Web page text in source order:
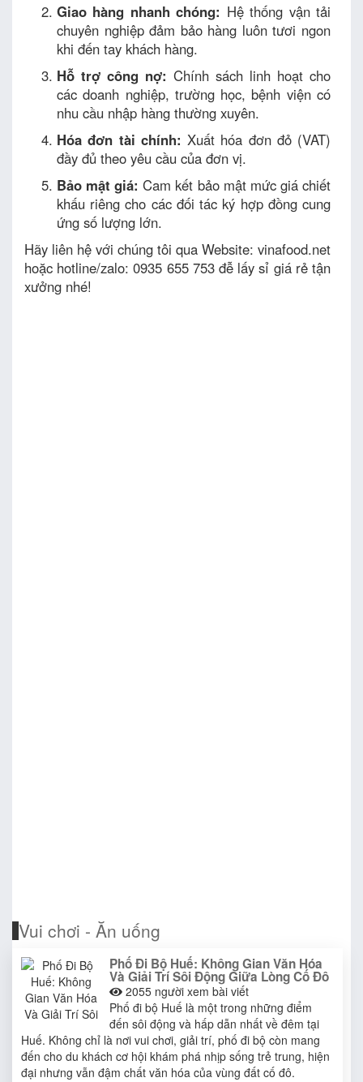
Giao hàng nhanh chóng: Hệ thống vận tải
chuyên nghiệp đảm bảo hàng luôn tươi ngon
khi đến tay khách hàng.
Hỗ trợ công nợ: Chính sách linh hoạt cho
các doanh nghiệp, trường học, bệnh viện có
nhu cầu nhập hàng thường xuyên.
Hóa đơn tài chính: Xuất hóa đơn đỏ (VAT)
đầy đủ theo yêu cầu của đơn vị.
Bảo mật giá: Cam kết bảo mật mức giá chiết
khấu riêng cho các đối tác ký hợp đồng cung
ứng số lượng lớn.
Hãy liên hệ với chúng tôi qua Website: vinafood.net
hoặc hotline/zalo: 0935 655 753 đễ lấy sỉ giá rẻ tận
xưởng nhé!
Vui chơi - Ăn uống
Phố Đi Bộ Huế: Không Gian Văn Hóa
Và Giải Trí Sôi Động Giữa Lòng Cố Đô
2055 người xem bài viết
Phố đi bộ Huế là một trong những điểm
đến sôi động và hấp dẫn nhất về đêm tại
Huế. Không chỉ là nơi vui chơi, giải trí, phố đi bộ còn mang
đến cho du khách cơ hội khám phá nhịp sống trẻ trung, hiện
đại nhưng vẫn đậm chất văn hóa của vùng đất cố đô.